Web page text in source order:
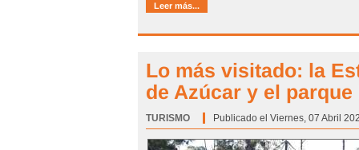
Leer más...
Lo más visitado: la
de Azúcar y el parque
TURISMO Publicado el Viernes, 07 Abril